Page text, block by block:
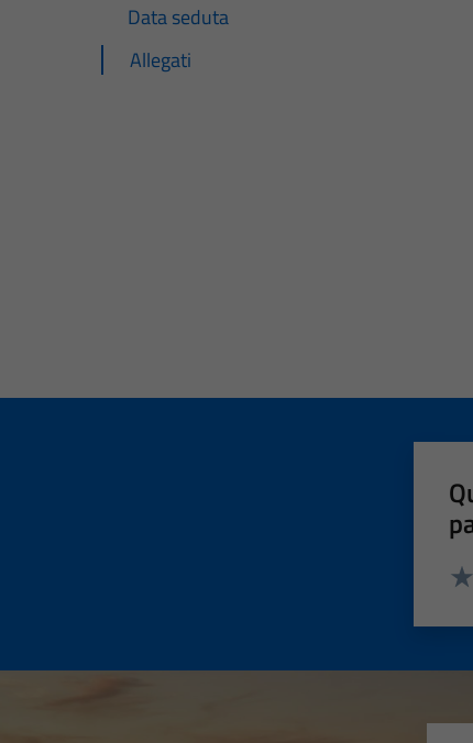
Data seduta
Allegati